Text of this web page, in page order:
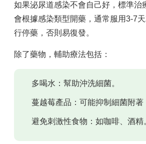
如果泌尿道感染不會自己好，標準治
會根據感染類型開藥，通常服用3-7
行停藥，否則易復發。
除了藥物，輔助療法包括：
多喝水：幫助沖洗細菌。
蔓越莓產品：可能抑制細菌附著
避免刺激性食物：如咖啡、酒精